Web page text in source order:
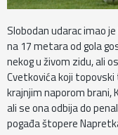
Slobodan udarac imao
na 17 metara od gola
nekog u živom zidu, ali
Cvetkovića koji
krajnjim naporom brani,
ali se ona odbija do
pogađa štopere